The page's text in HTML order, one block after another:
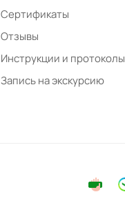
Сертификаты
Отзывы
Инструкции и протоколы
Запись на экскурсию